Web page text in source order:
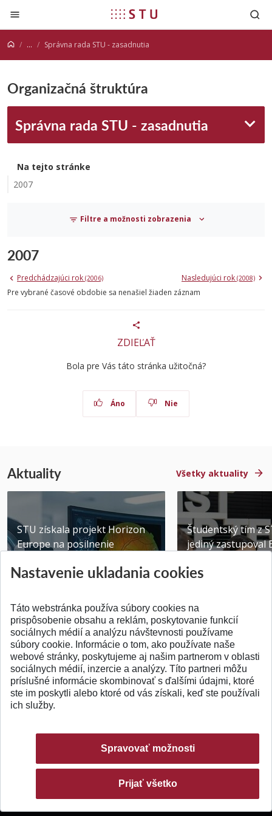
Prejsť na obsah
... Správna rada STU - zasadnutia
Organizačná štruktúra
Správna rada STU - zasadnutia
Na tejto stránke
2007
Filtre a možnosti zobrazenia
2007
Predchádzajúci rok (2006) Nasledujúci rok (2008)
Pre vybrané časové obdobie sa nenašiel žiaden záznam
ZDIEĽAŤ
Bola pre Vás táto stránka užitočná?
Áno Nie
Aktuality Všetky aktuality
STU získala projekt Horizon
Europe na posilnenie
Publikované 31.07.2026
Študentský tím z
jediný zastupoval
Publikované
SPÄŤ NA VRCH
Nastavenie ukladania cookies
Táto webstránka používa súbory cookies na
prispôsobenie obsahu a reklám, poskytovanie funkcií
sociálnych médií a analýzu návštevnosti používame
súbory cookie. Informácie o tom, ako používate naše
webové stránky, poskytujeme aj našim partnerom v oblasti
sociálnych médií, inzercie a analýzy. Títo partneri môžu
príslušné informácie skombinovať s ďalšími údajmi, ktoré
ste im poskytli alebo ktoré od vás získali, keď ste používali
ich služby.
Spravovať možnosti
Prijať všetko